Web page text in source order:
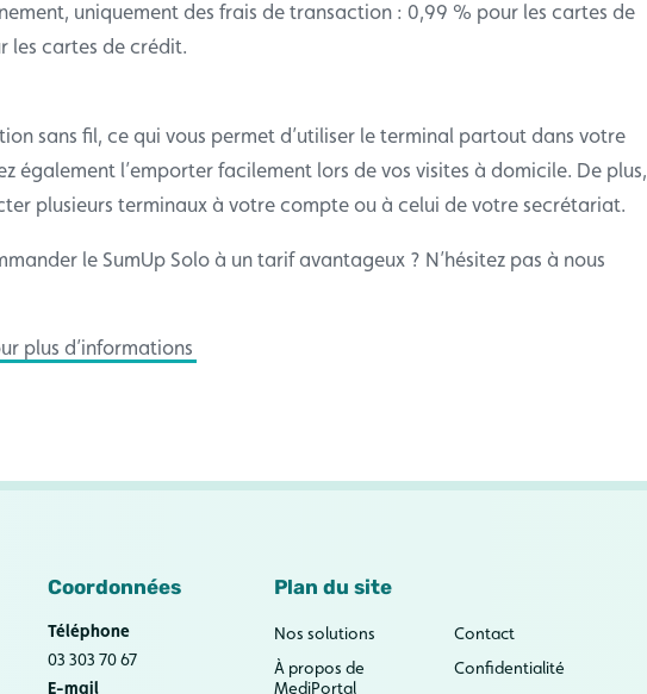
uniquement des frais de transaction : 0,99 % pour les cartes de
les cartes de crédit.
sans fil, ce qui vous permet d’utiliser le terminal partout dans votre
également l’emporter facilement lors de vos visites à domicile. De plus,
plusieurs terminaux à votre compte ou à celui de votre secrétariat.
le SumUp Solo à un tarif avantageux ? N’hésitez pas à nous
plus d’informations
Coordonnées
Téléphone
03 303 70 67
E-mail
Plan du site
Nos solutions
À propos de
MediPortal
Contact
Confidentialité